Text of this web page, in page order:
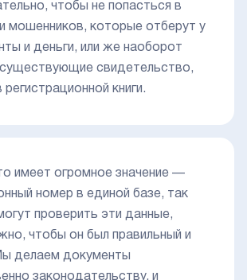
чтобы не попасться в
мошенников, которые отберут у
и деньги, или же наоборот
свидетельство,
регистрационной книги.
имеет огромное значение —
номер в единой базе, так
проверить эти данные,
чтобы он был правильный и
делаем документы
законодательству, и